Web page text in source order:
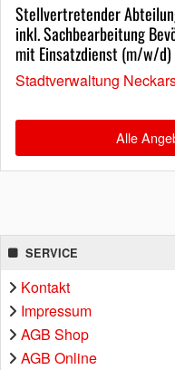
Stellvertretender
inkl. Sachbearbeitung
mit Einsatzdienst (m/w/d)
Stadtverwaltung
Alle
SERVICE
Kontakt
Impressum
AGB Shop
AGB Online